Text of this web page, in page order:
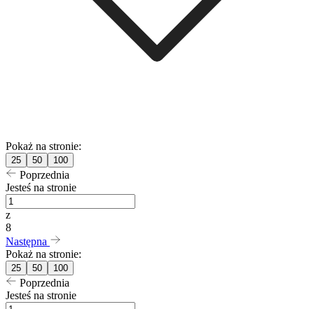
Pokaż na stronie:
25 50 100
Poprzednia
Jesteś na stronie
z
8
Następna
Pokaż na stronie:
25 50 100
Poprzednia
Jesteś na stronie